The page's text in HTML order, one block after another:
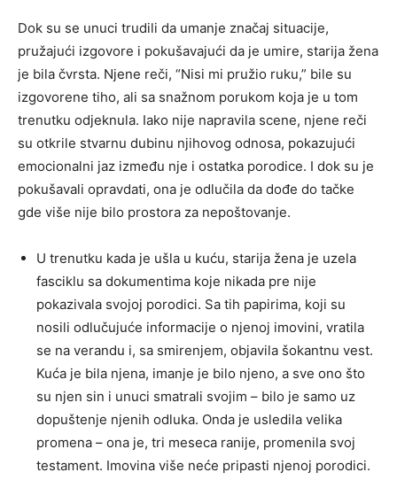
Dok su se unuci trudili da umanje značaj situacije,
pružajući izgovore i pokušavajući da je umire, starija žena
je bila čvrsta. Njene reči, “Nisi mi pružio ruku,” bile su
izgovorene tiho, ali sa snažnom porukom koja je u tom
trenutku odjeknula. Iako nije napravila scene, njene reči
su otkrile stvarnu dubinu njihovog odnosa, pokazujući
emocionalni jaz između nje i ostatka porodice. I dok su je
pokušavali opravdati, ona je odlučila da dođe do tačke
gde više nije bilo prostora za nepoštovanje.
U trenutku kada je ušla u kuću, starija žena je uzela
fasciklu sa dokumentima koje nikada pre nije
pokazivala svojoj porodici. Sa tih papirima, koji su
nosili odlučujuće informacije o njenoj imovini, vratila
se na verandu i, sa smirenjem, objavila šokantnu vest.
Kuća je bila njena, imanje je bilo njeno, a sve ono što
su njen sin i unuci smatrali svojim – bilo je samo uz
dopuštenje njenih odluka. Onda je usledila velika
promena – ona je, tri meseca ranije, promenila svoj
testament. Imovina više neće pripasti njenoj porodici.